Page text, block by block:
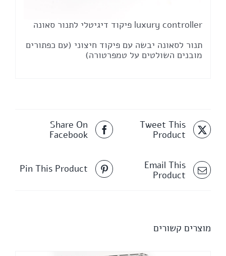
תנור לסאונה יבשה עם פיקוד חיצוני (עם כפתורים
מובנים השולטים על טמפרטורה)
Share On
Facebook
Tweet This
Product
Pin This Product
Email This
Product
מוצרים קשורים